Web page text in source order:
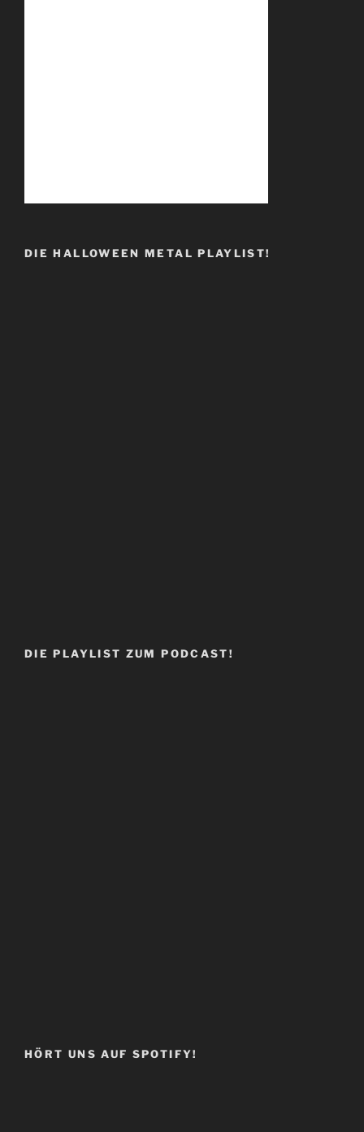
DIE HALLOWEEN METAL PLAYLIST!
DIE PLAYLIST ZUM PODCAST!
HÖRT UNS AUF SPOTIFY!